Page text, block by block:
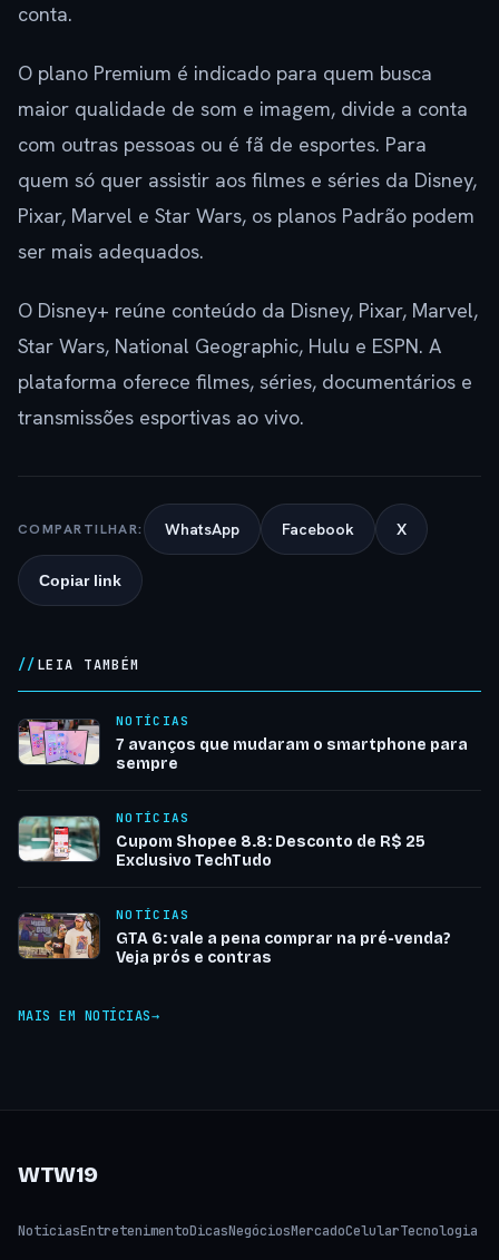
conta.
O plano Premium é indicado para quem busca
maior qualidade de som e imagem, divide a conta
com outras pessoas ou é fã de esportes. Para
quem só quer assistir aos filmes e séries da Disney,
Pixar, Marvel e Star Wars, os planos Padrão podem
ser mais adequados.
O Disney+ reúne conteúdo da Disney, Pixar, Marvel,
Star Wars, National Geographic, Hulu e ESPN. A
plataforma oferece filmes, séries, documentários e
transmissões esportivas ao vivo.
COMPARTILHAR: WhatsApp Facebook X
Copiar link
LEIA TAMBÉM
NOTÍCIAS
7 avanços que mudaram o smartphone para
sempre
NOTÍCIAS
Cupom Shopee 8.8: Desconto de R$ 25
Exclusivo TechTudo
NOTÍCIAS
GTA 6: vale a pena comprar na pré-venda?
Veja prós e contras
MAIS EM NOTÍCIAS
WTW19
NotíciasEntretenimentoDicasNegóciosMercadoCelularTecnologia